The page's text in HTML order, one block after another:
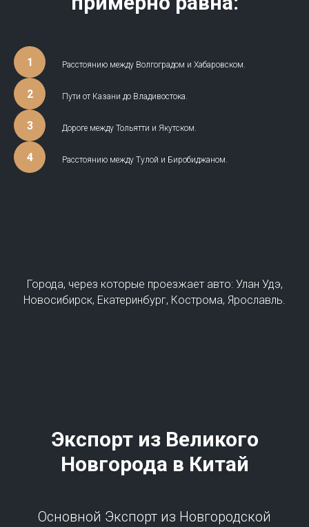
Расстоянию между Волгоградом и Хабаровском.
Пути от Казани до Владивостока.
Дороге между Тольятти и Якутском.
Расстоянию между Тулой и Биробиджаном.
Города, через которые проезжает авто: Улан Удэ,
Новосибирск, Екатеринбург, Кострома, Ярославль.
Экспорт из Великого
Новгорода в Китай
Основной Экспорт из Новгородской